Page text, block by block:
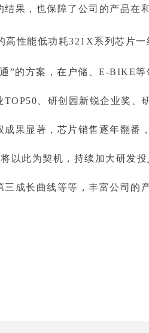
果，也保障了公司的产品在
高性能低功耗321X系列芯片
”的方案，在户储、E-BIKE
、研创园新锐企业奖、
果显著，芯片销售逐年翻番
以此为契机，持续加大研发
成长曲线等等，丰富公司的